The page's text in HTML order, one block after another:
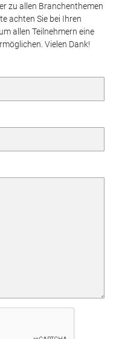
zu allen Branchenthemen
achten Sie bei Ihren
allen Teilnehmern eine
Vielen Dank!